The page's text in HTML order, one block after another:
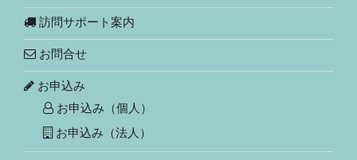
訪問サポート案内
お問合せ
お申込み
お申込み（個人）
お申込み（法人）